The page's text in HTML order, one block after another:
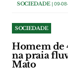
SOCIEDADE| 09-
SOCIEDADE
Homem de
na praia
Mato